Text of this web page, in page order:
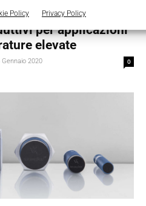
Policy Privacy Policy
per applicazioni
elevate
Gennaio 2020 0